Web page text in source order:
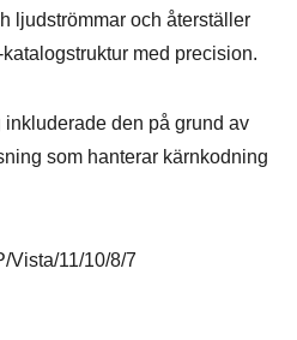
ljudströmmar och återställer
med precision.
inkluderade den på grund av
som hanterar kärnkodning
Vista/11/10/8/7